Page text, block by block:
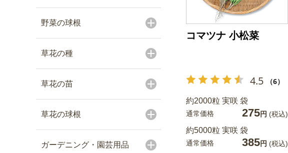
野菜の球根
草花の種
草花の苗
草花の球根
ガーデニング・園芸用品
コマツナ 小松菜
4.5 （6）
約2000粒 実咲 袋
通常価格 275円 (税込)
約5000粒 実咲 袋
通常価格 385円 (税込)